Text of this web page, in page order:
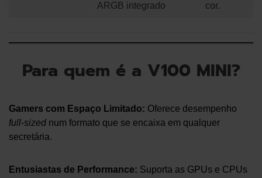
ARGB integrado
cor.
Para quem é a V100 MINI?
Gamers com Espaço Limitado: Oferece desempenho
full-sized num formato que se encaixa em qualquer
secretária.
Entusiastas de Performance: Suporta as GPUs e CPUs